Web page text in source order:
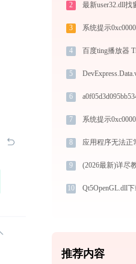
2 最新user32.dll找
3 系统提示
4
5
6
7 系统提示
8 应用程序无法正
9
10
推荐内容